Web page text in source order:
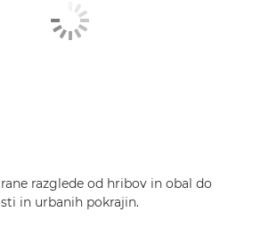
razglede od hribov in obal do
in urbanih pokrajin.